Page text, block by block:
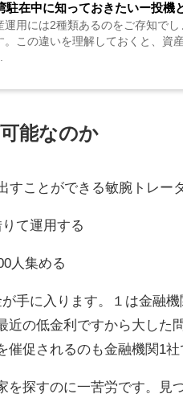
駐在中に知っておきたいー投機
運用には2種類あるのをご存知で
。この違いを理解しておくと、資
能なのか
すことができる敏腕トレー
て運用する
人集める
手に入ります。１は金融
近の低金利ですから大した
催促されるのも金融機関1社
を探すのに一苦労です。見